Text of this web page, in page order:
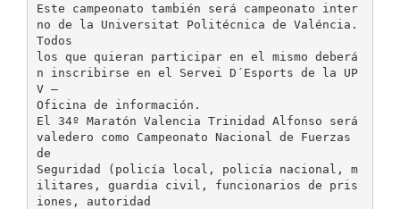
Este campeonato también será campeonato inter
no de la Universitat Politécnica de Valéncia.
Todos
los que quieran participar en el mismo deberá
n inscribirse en el Servei D´Esports de la UP
V –
Oficina de información.
El 34º Maratón Valencia Trinidad Alfonso será
valedero como Campeonato Nacional de Fuerzas
de
Seguridad (policía local, policía nacional, m
ilitares, guardia civil, funcionarios de pris
iones, autoridad